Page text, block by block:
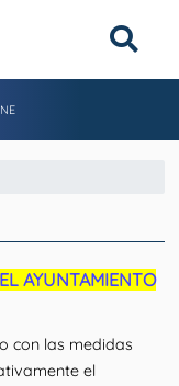
AYUNTAMIENTO
con las medidas
el